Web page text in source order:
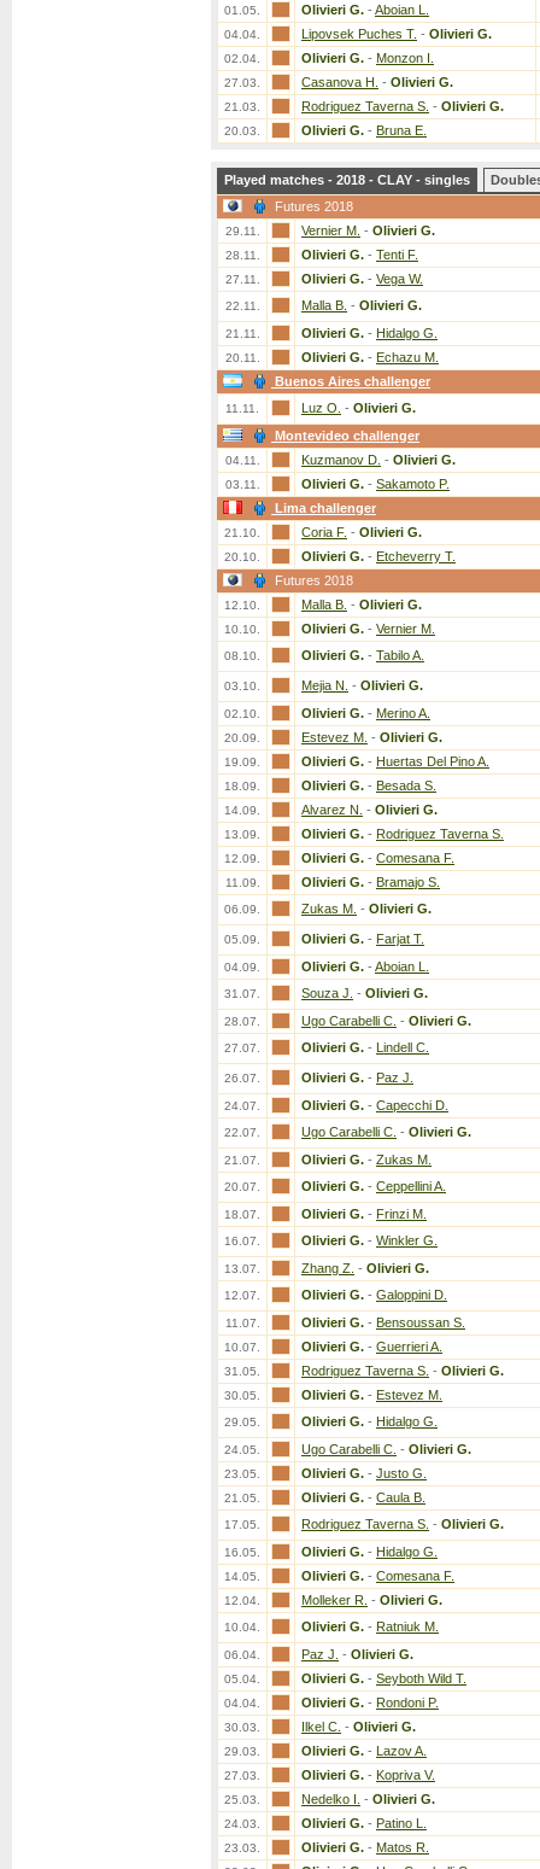
01.05. Olivieri G. - Aboian L.
04.04. Lipovsek Puches T. - Olivieri G.
02.04. Olivieri G. - Monzon I.
27.03. Casanova H. - Olivieri G.
21.03. Rodriguez Taverna S. - Olivieri G.
20.03. Olivieri G. - Bruna E.
Played matches - 2018 - CLAY - singles
Futures 2018
29.11. Vernier M. - Olivieri G.
28.11. Olivieri G. - Tenti F.
27.11. Olivieri G. - Vega W.
22.11. Malla B. - Olivieri G.
21.11. Olivieri G. - Hidalgo G.
20.11. Olivieri G. - Echazu M.
Buenos Aires challenger
11.11. Luz O. - Olivieri G.
Montevideo challenger
04.11. Kuzmanov D. - Olivieri G.
03.11. Olivieri G. - Sakamoto P.
Lima challenger
21.10. Coria F. - Olivieri G.
20.10. Olivieri G. - Etcheverry T.
Futures 2018
12.10. Malla B. - Olivieri G.
10.10. Olivieri G. - Vernier M.
08.10. Olivieri G. - Tabilo A.
03.10. Mejia N. - Olivieri G.
02.10. Olivieri G. - Merino A.
20.09. Estevez M. - Olivieri G.
19.09. Olivieri G. - Huertas Del Pino A.
18.09. Olivieri G. - Besada S.
14.09. Alvarez N. - Olivieri G.
13.09. Olivieri G. - Rodriguez Taverna S.
12.09. Olivieri G. - Comesana F.
11.09. Olivieri G. - Bramajo S.
06.09. Zukas M. - Olivieri G.
05.09. Olivieri G. - Farjat T.
04.09. Olivieri G. - Aboian L.
31.07. Souza J. - Olivieri G.
28.07. Ugo Carabelli C. - Olivieri G.
27.07. Olivieri G. - Lindell C.
26.07. Olivieri G. - Paz J.
24.07. Olivieri G. - Capecchi D.
22.07. Ugo Carabelli C. - Olivieri G.
21.07. Olivieri G. - Zukas M.
20.07. Olivieri G. - Ceppellini A.
18.07. Olivieri G. - Frinzi M.
16.07. Olivieri G. - Winkler G.
13.07. Zhang Z. - Olivieri G.
12.07. Olivieri G. - Galoppini D.
11.07. Olivieri G. - Bensoussan S.
10.07. Olivieri G. - Guerrieri A.
31.05. Rodriguez Taverna S. - Olivieri G.
30.05. Olivieri G. - Estevez M.
29.05. Olivieri G. - Hidalgo G.
24.05. Ugo Carabelli C. - Olivieri G.
23.05. Olivieri G. - Justo G.
21.05. Olivieri G. - Caula B.
17.05. Rodriguez Taverna S. - Olivieri G.
16.05. Olivieri G. - Hidalgo G.
14.05. Olivieri G. - Comesana F.
12.04. Molleker R. - Olivieri G.
10.04. Olivieri G. - Ratniuk M.
06.04. Paz J. - Olivieri G.
05.04. Olivieri G. - Seyboth Wild T.
04.04. Olivieri G. - Rondoni P.
30.03. Ilkel C. - Olivieri G.
29.03. Olivieri G. - Lazov A.
27.03. Olivieri G. - Kopriva V.
25.03. Nedelko I. - Olivieri G.
24.03. Olivieri G. - Patino L.
23.03. Olivieri G. - Matos R.